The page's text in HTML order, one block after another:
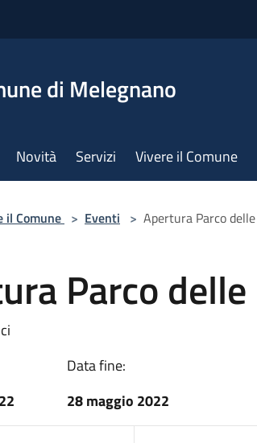
di Melegnano
Novità Servizi Vivere il Comune
il Comune > Eventi > Apertura Parco
Parco delle
Data fine:
28 maggio 2022